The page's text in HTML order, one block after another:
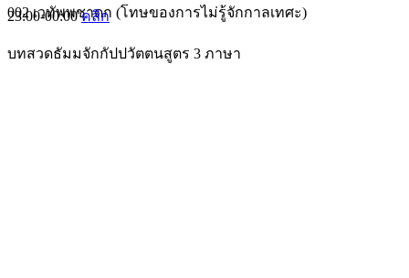
002 เวทัพพชาดก (โทษของการไม่รู้จักกาลเทศะ)
23:00-00:00คลิก
บทสวดธัมมจักกัปปวัตตนสูตร 3 ภาษา